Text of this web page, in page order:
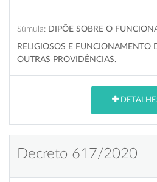
Súmula: DIPÕE SOBRE O
RELIGIOSOS E FUNCIONAMENTO
OUTRAS PROVIDÊNCIAS.
Decreto 617/2020